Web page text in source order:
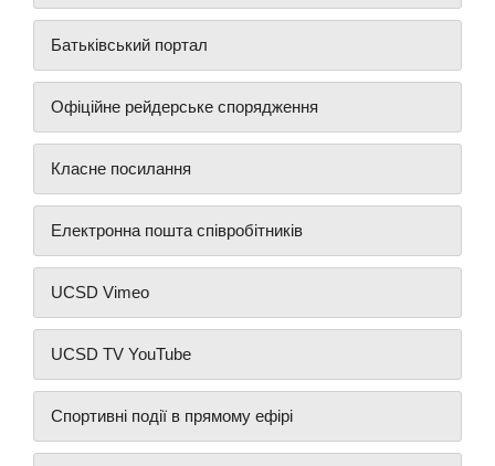
Батьківський портал
Офіційне рейдерське спорядження
Класне посилання
Електронна пошта співробітників
UCSD Vimeo
UCSD TV YouTube
Спортивні події в прямому ефірі